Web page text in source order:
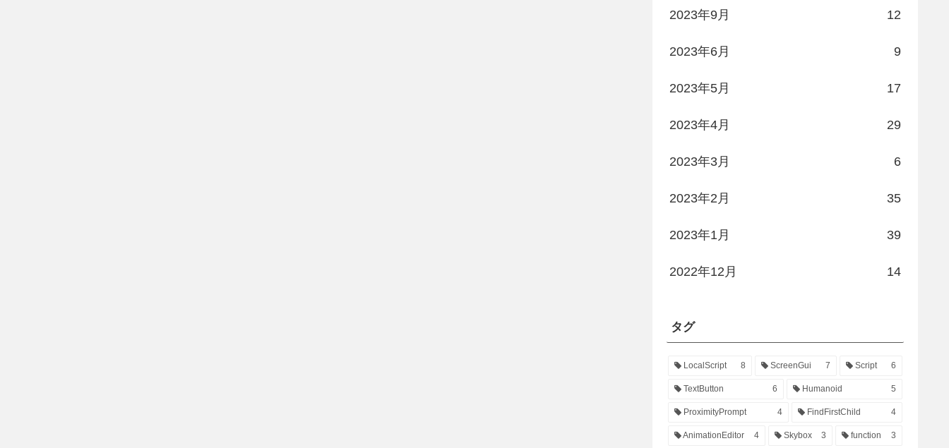
2023年9月 12
2023年6月 9
2023年5月 17
2023年4月 29
2023年3月 6
2023年2月 35
2023年1月 39
2022年12月 14
タグ
LocalScript 8 ScreenGui 7 Script 6
TextButton 6 Humanoid 5
ProximityPrompt 4 FindFirstChild 4
AnimationEditor 4 Skybox 3 function 3